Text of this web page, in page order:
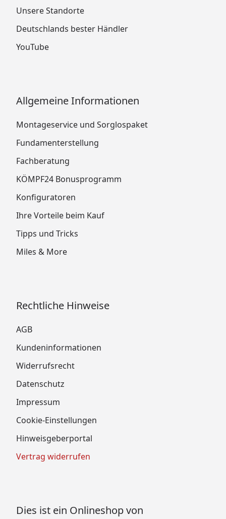
Unsere Standorte
Deutschlands bester Händler
YouTube
Allgemeine Informationen
Montageservice und Sorglospaket
Fundamenterstellung
Fachberatung
KÖMPF24 Bonusprogramm
Konfiguratoren
Ihre Vorteile beim Kauf
Tipps und Tricks
Miles & More
Rechtliche Hinweise
AGB
Kundeninformationen
Widerrufsrecht
Datenschutz
Impressum
Cookie-Einstellungen
Hinweisgeberportal
Vertrag widerrufen
Dies ist ein Onlineshop von